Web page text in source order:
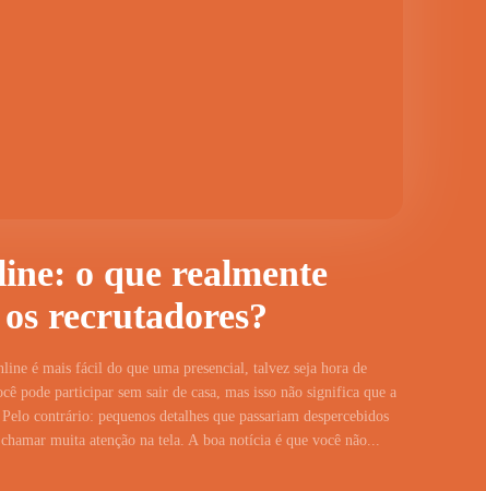
o que realmente
recrutadores?
é mais fácil do que uma presencial, talvez seja hora de
pode participar sem sair de casa, mas isso não significa que a
contrário: pequenos detalhes que passariam despercebidos
muita atenção na tela. A boa notícia é que você não...